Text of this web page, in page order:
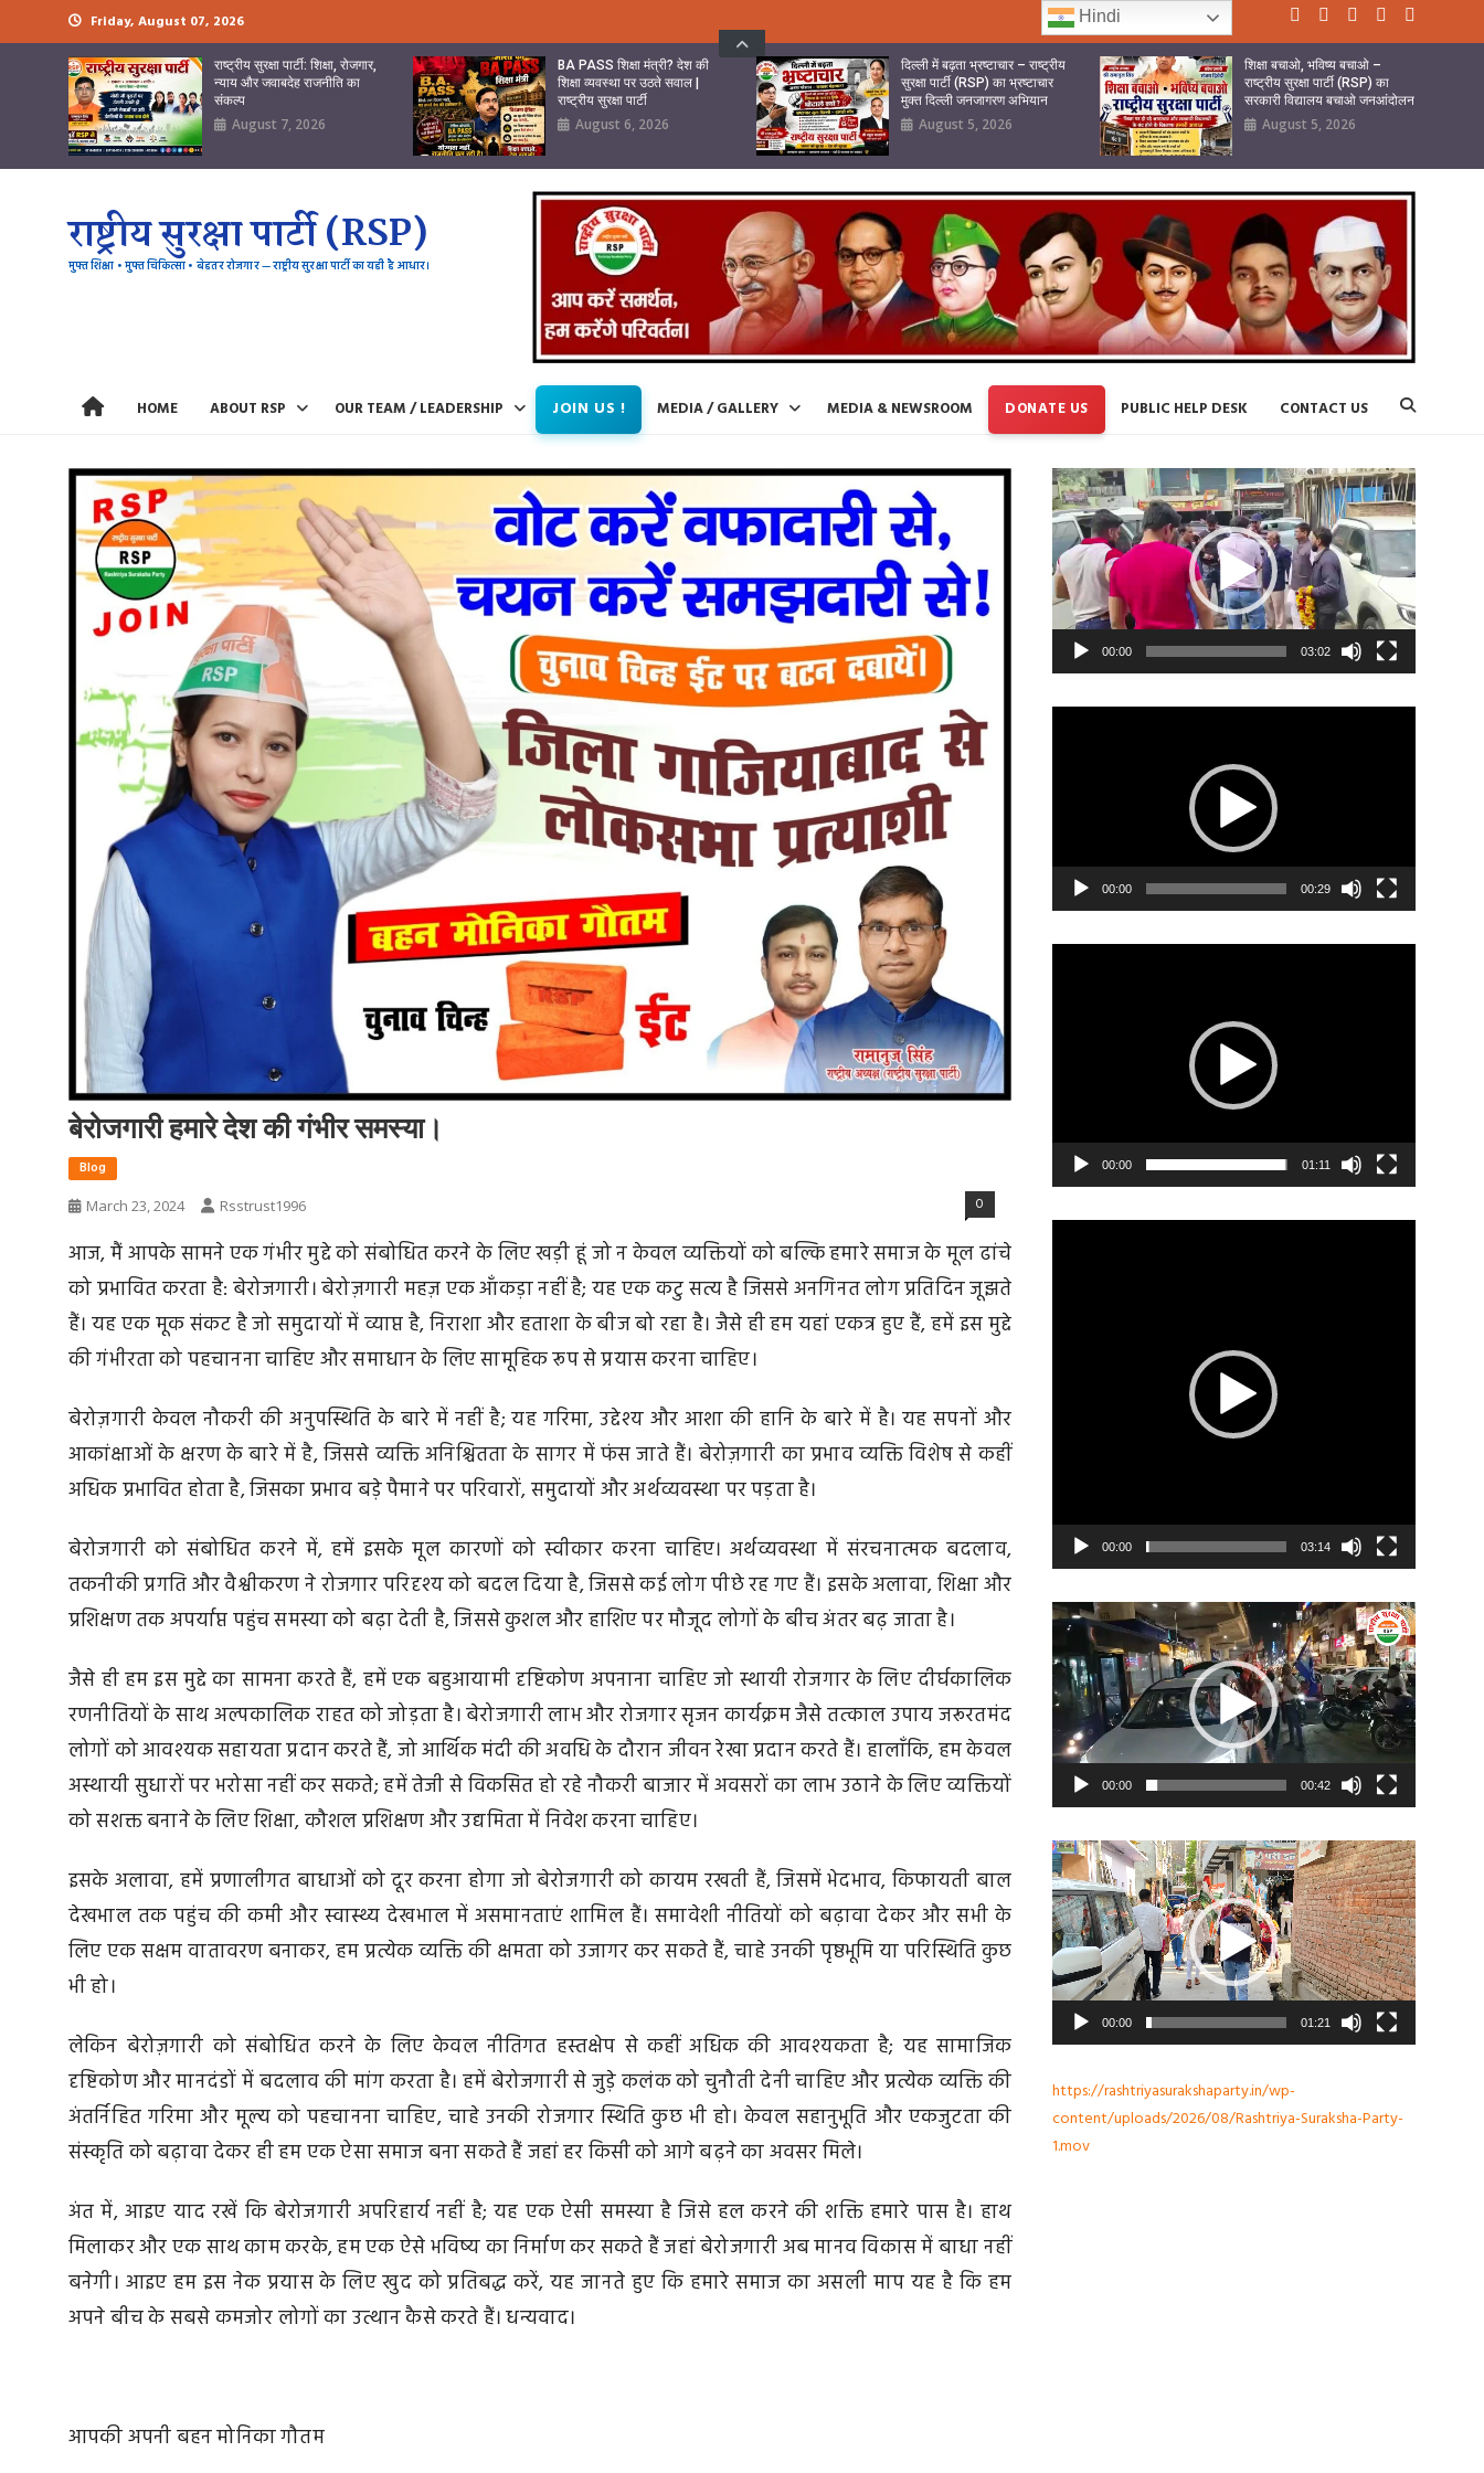
to
Friday, August 07, 2026
राष्ट्रीय सुरक्षा पार्टी: शिक्षा, रोजगार,
न्याय और जवाबदेह राजनीति का
संकल्प
August 7, 2026
BA PASS शिक्षा मंत्री? देश की
शिक्षा व्यवस्था पर उठते सवाल |
राष्ट्रीय सुरक्षा पार्टी
August 6, 2026
दिल्ली में बढ़ता भ्रष्टाचार – राष्ट्रीय
सुरक्षा पार्टी (RSP) का भ्रष्टाचार
मुक्त दिल्ली जनजागरण अभियान
August 5, 2026
शिक्षा बचाओ, भविष्य बचाओ –
राष्ट्रीय सुरक्षा पार्टी (RSP) का
सरकारी विद्यालय बचाओ जनआंदोलन
August 5, 2026
राष्ट्रीय सुरक्षा पार्टी (RSP)
मुफ्त शिक्षा • मुफ्त चिकित्सा • बेहतर रोजगार — राष्ट्रीय सुरक्षा पार्टी का यही है आधार।
HOME ABOUT RSP OUR TEAM / LEADERSHIP JOIN US ! MEDIA / GALLERY MEDIA & NEWSROOM DONATE US PUBLIC HELP DESK CONTACT US
बेरोजगारी हमारे देश की गंभीर समस्या।
Blog
March 23, 2024
Rsstrust1996 0
आज, मैं आपके सामने एक गंभीर मुद्दे को संबोधित करने के लिए खड़ी हूं जो न केवल व्यक्तियों को बल्कि हमारे समाज के मूल ढांचे
को प्रभावित करता है: बेरोजगारी। बेरोज़गारी महज़ एक आँकड़ा नहीं है; यह एक कटु सत्य है जिससे अनगिनत लोग प्रतिदिन जूझते
हैं। यह एक मूक संकट है जो समुदायों में व्याप्त है, निराशा और हताशा के बीज बो रहा है। जैसे ही हम यहां एकत्र हुए हैं, हमें इस मुद्दे
की गंभीरता को पहचानना चाहिए और समाधान के लिए सामूहिक रूप से प्रयास करना चाहिए।
बेरोज़गारी केवल नौकरी की अनुपस्थिति के बारे में नहीं है; यह गरिमा, उद्देश्य और आशा की हानि के बारे में है। यह सपनों और
आकांक्षाओं के क्षरण के बारे में है, जिससे व्यक्ति अनिश्चितता के सागर में फंस जाते हैं। बेरोज़गारी का प्रभाव व्यक्ति विशेष से कहीं
अधिक प्रभावित होता है, जिसका प्रभाव बड़े पैमाने पर परिवारों, समुदायों और अर्थव्यवस्था पर पड़ता है।
बेरोजगारी को संबोधित करने में, हमें इसके मूल कारणों को स्वीकार करना चाहिए। अर्थव्यवस्था में संरचनात्मक बदलाव,
तकनीकी प्रगति और वैश्वीकरण ने रोजगार परिदृश्य को बदल दिया है, जिससे कई लोग पीछे रह गए हैं। इसके अलावा, शिक्षा और
प्रशिक्षण तक अपर्याप्त पहुंच समस्या को बढ़ा देती है, जिससे कुशल और हाशिए पर मौजूद लोगों के बीच अंतर बढ़ जाता है।
जैसे ही हम इस मुद्दे का सामना करते हैं, हमें एक बहुआयामी दृष्टिकोण अपनाना चाहिए जो स्थायी रोजगार के लिए दीर्घकालिक
रणनीतियों के साथ अल्पकालिक राहत को जोड़ता है। बेरोजगारी लाभ और रोजगार सृजन कार्यक्रम जैसे तत्काल उपाय जरूरतमंद
लोगों को आवश्यक सहायता प्रदान करते हैं, जो आर्थिक मंदी की अवधि के दौरान जीवन रेखा प्रदान करते हैं। हालाँकि, हम केवल
अस्थायी सुधारों पर भरोसा नहीं कर सकते; हमें तेजी से विकसित हो रहे नौकरी बाजार में अवसरों का लाभ उठाने के लिए व्यक्तियों
को सशक्त बनाने के लिए शिक्षा, कौशल प्रशिक्षण और उद्यमिता में निवेश करना चाहिए।
इसके अलावा, हमें प्रणालीगत बाधाओं को दूर करना होगा जो बेरोजगारी को कायम रखती हैं, जिसमें भेदभाव, किफायती बाल
देखभाल तक पहुंच की कमी और स्वास्थ्य देखभाल में असमानताएं शामिल हैं। समावेशी नीतियों को बढ़ावा देकर और सभी के
लिए एक सक्षम वातावरण बनाकर, हम प्रत्येक व्यक्ति की क्षमता को उजागर कर सकते हैं, चाहे उनकी पृष्ठभूमि या परिस्थिति कुछ
भी हो।
लेकिन बेरोज़गारी को संबोधित करने के लिए केवल नीतिगत हस्तक्षेप से कहीं अधिक की आवश्यकता है; यह सामाजिक
दृष्टिकोण और मानदंडों में बदलाव की मांग करता है। हमें बेरोजगारी से जुड़े कलंक को चुनौती देनी चाहिए और प्रत्येक व्यक्ति की
अंतर्निहित गरिमा और मूल्य को पहचानना चाहिए, चाहे उनकी रोजगार स्थिति कुछ भी हो। केवल सहानुभूति और एकजुटता की
संस्कृति को बढ़ावा देकर ही हम एक ऐसा समाज बना सकते हैं जहां हर किसी को आगे बढ़ने का अवसर मिले।
अंत में, आइए याद रखें कि बेरोजगारी अपरिहार्य नहीं है; यह एक ऐसी समस्या है जिसे हल करने की शक्ति हमारे पास है। हाथ
मिलाकर और एक साथ काम करके, हम एक ऐसे भविष्य का निर्माण कर सकते हैं जहां बेरोजगारी अब मानव विकास में बाधा नहीं
बनेगी। आइए हम इस नेक प्रयास के लिए खुद को प्रतिबद्ध करें, यह जानते हुए कि हमारे समाज का असली माप यह है कि हम
अपने बीच के सबसे कमजोर लोगों का उत्थान कैसे करते हैं। धन्यवाद।
आपकी अपनी बहन मोनिका गौतम
Video
Player
00:00 03:02
00:00 00:29
00:00 01:11
00:00 03:14
Video
Player
00:00 00:42
Video
Player
00:00 01:21
https://rashtriyasurakshaparty.in/wp-
content/uploads/2026/08/Rashtriya-Suraksha-Party-
1.mov
Hindi